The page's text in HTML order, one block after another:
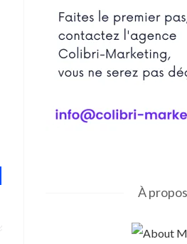
À propos